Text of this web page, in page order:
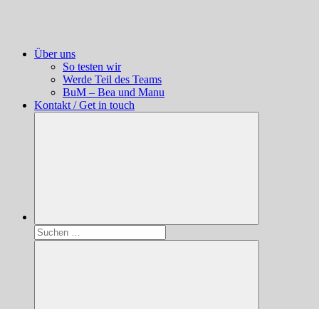
Über uns
So testen wir
Werde Teil des Teams
BuM – Bea und Manu
Kontakt / Get in touch
Suchen
nach: